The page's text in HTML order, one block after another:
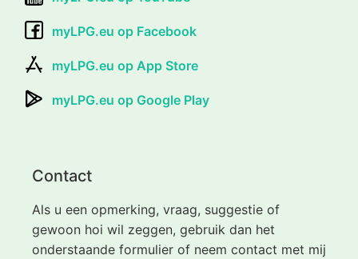
myLPG.eu op Facebook
myLPG.eu op App Store
myLPG.eu op Google Play
Contact
Als u een opmerking, vraag, suggestie of
gewoon hoi wil zeggen, gebruik dan het
onderstaande formulier of neem contact met mij